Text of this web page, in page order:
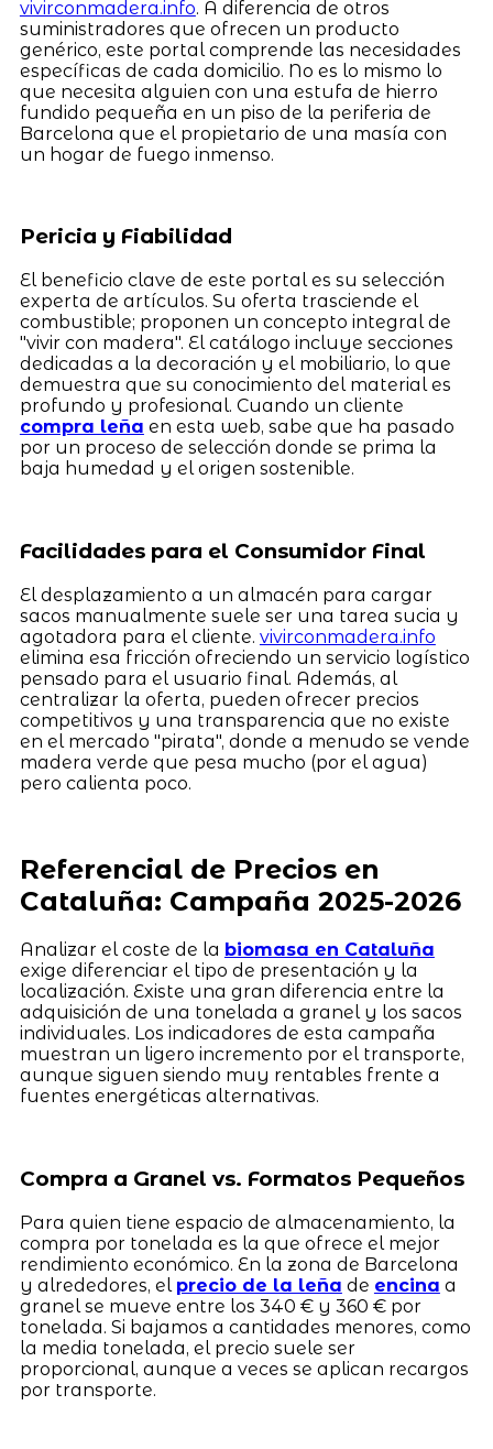
vivirconmadera.info. A diferencia de otros
suministradores que ofrecen un producto
genérico, este portal comprende las necesidades
específicas de cada domicilio. No es lo mismo lo
que necesita alguien con una estufa de hierro
fundido pequeña en un piso de la periferia de
Barcelona que el propietario de una masía con
un hogar de fuego inmenso.
Pericia y Fiabilidad
El beneficio clave de este portal es su selección
experta de artículos. Su oferta trasciende el
combustible; proponen un concepto integral de
"vivir con madera". El catálogo incluye secciones
dedicadas a la decoración y el mobiliario, lo que
demuestra que su conocimiento del material es
profundo y profesional. Cuando un cliente
compra leña en esta web, sabe que ha pasado
por un proceso de selección donde se prima la
baja humedad y el origen sostenible.
Facilidades para el Consumidor Final
El desplazamiento a un almacén para cargar
sacos manualmente suele ser una tarea sucia y
agotadora para el cliente. vivirconmadera.info
elimina esa fricción ofreciendo un servicio logístico
pensado para el usuario final. Además, al
centralizar la oferta, pueden ofrecer precios
competitivos y una transparencia que no existe
en el mercado "pirata", donde a menudo se vende
madera verde que pesa mucho (por el agua)
pero calienta poco.
Referencial de Precios en
Cataluña: Campaña 2025-2026
Analizar el coste de la biomasa en Cataluña
exige diferenciar el tipo de presentación y la
localización. Existe una gran diferencia entre la
adquisición de una tonelada a granel y los sacos
individuales. Los indicadores de esta campaña
muestran un ligero incremento por el transporte,
aunque siguen siendo muy rentables frente a
fuentes energéticas alternativas.
Compra a Granel vs. Formatos Pequeños
Para quien tiene espacio de almacenamiento, la
compra por tonelada es la que ofrece el mejor
rendimiento económico. En la zona de Barcelona
y alrededores, el precio de la leña de encina a
granel se mueve entre los 340 € y 360 € por
tonelada. Si bajamos a cantidades menores, como
la media tonelada, el precio suele ser
proporcional, aunque a veces se aplican recargos
por transporte.